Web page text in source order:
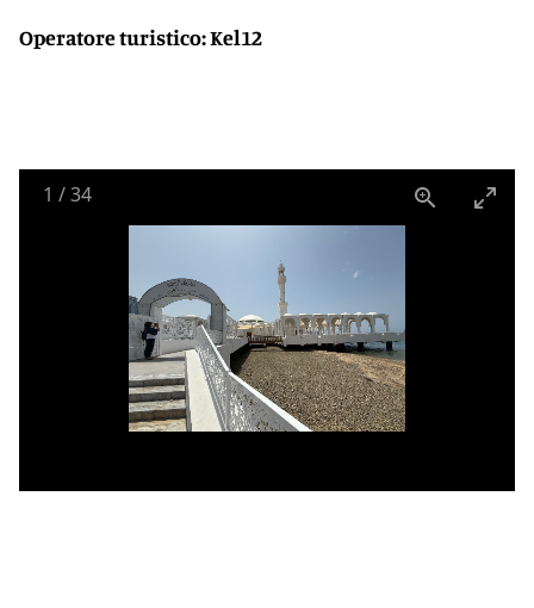
Operatore turistico: Kel12
1 /34